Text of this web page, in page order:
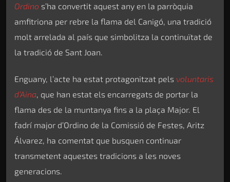
Ordino s’ha convertit aquest any en la parròquia
amfitriona per rebre la flama del Canigó, una tradició
molt arrelada al país que simbolitza la continuïtat de
la tradició de Sant Joan.
Enguany, l’acte ha estat protagonitzat pels voluntaris
d’Aina, que han estat els encarregats de portar la
flama des de la muntanya fins a la plaça Major. El
fadrí major d’Ordino de la Comissió de Festes, Aritz
Álvarez, ha comentat que busquen continuar
transmetent aquestes tradicions a les noves
generacions.